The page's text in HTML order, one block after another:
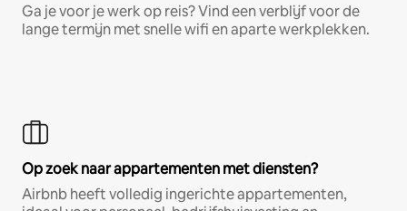
Ga je voor je werk op reis? Vind een verblijf voor de
lange termijn met snelle wifi en aparte werkplekken.
Op zoek naar appartementen met diensten?
Airbnb heeft volledig ingerichte appartementen,